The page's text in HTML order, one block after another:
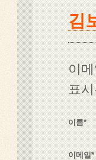
김
이
표
이름*
이메일*